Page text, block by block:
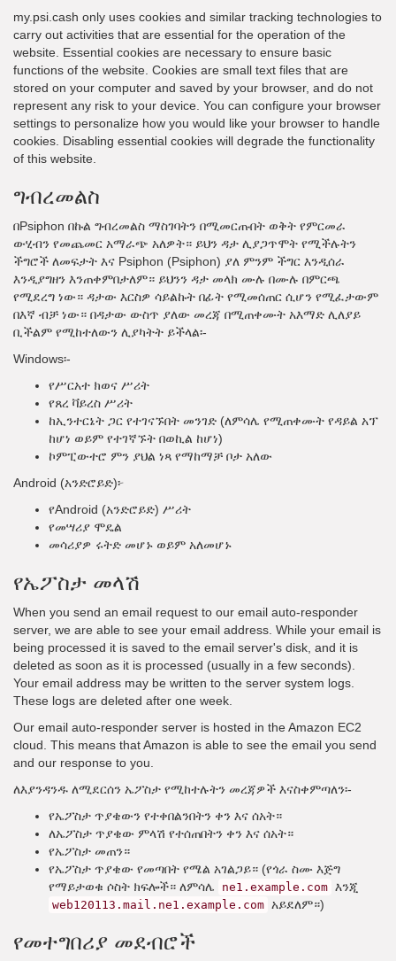
my.psi.cash only uses cookies and similar tracking technologies to
carry out activities that are essential for the operation of the
website. Essential cookies are necessary to ensure basic
functions of the website. Cookies are small text files that are
stored on your computer and saved by your browser, and do not
represent any risk to your device. You can configure your browser
settings to personalize how you would like your browser to handle
cookies. Disabling essential cookies will degrade the functionality
of this website.
ግብረመልስ
በPsiphon በኩል ግብረመልስ ማስገባትን በሚመርጡበት ወቅት የምርመራ
ውሂብን የመጨመር አማራጭ አለዎት። ይህን ዳታ ሊያጋጥሞት የሚችሉትን
ችግሮች ለመፍታት እና Psiphon (Psiphon) ያለ ምንም ችግር እንዲሰራ
እንዲያግዘን እንጠቀምበታለም። ይህንን ዳታ መላክ ሙሉ በሙሉ በምርጫ
የሚደረግ ነው። ዳታው እርስዎ ሳይልኩት በፊት የሚመሰጠር ሲሆን የሚፈታውም
በእኛ ብቻ ነው። በዳታው ውስጥ ያለው መረጃ በሚጠቀሙት አእማድ ሊለያይ
ቢችልም የሚከተለውን ሊያካትት ይችላል፡-
Windows፡-
የሥርአተ ክወና ሥሪት
የጸረ ቫይረስ ሥሪት
ከኢንተርኔት ጋር የተገናኙበት መንገድ (ለምሳሌ የሚጠቀሙት የዳይል አፕ
ከሆነ ወይም የተገኛኙት በወኪል ከሆነ)
ኮምፒውተሮ ምን ያህል ነጻ የማከማቻ ቦታ አለው
Android (አንድሮይድ)፦
የAndroid (አንድሮይድ) ሥሪት
የመሣሪያ ሞዴል
መሳሪያዎ ሩትድ መሆኑ ወይም አለመሆኑ
የኤፖስታ መላሽ
When you send an email request to our email auto-responder
server, we are able to see your email address. While your email is
being processed it is saved to the email server's disk, and it is
deleted as soon as it is processed (usually in a few seconds).
Your email address may be written to the server system logs.
These logs are deleted after one week.
Our email auto-responder server is hosted in the Amazon EC2
cloud. This means that Amazon is able to see the email you send
and our response to you.
ለእያንዳንዱ ለሚደርሰን ኤፖስታ የሚከተሉትን መረጃዎች እናስቀምጣለን፡-
የኤፖስታ ጥያቄውን የተቀበልንበትን ቀን እና ሰአት።
ለኤፖስታ ጥያቄው ምላሽ የተሰጠበትን ቀን እና ሰአት።
የኤፖስታ መጠን።
የኤፖስታ ጥያቄው የመጣበት የሜል አገልጋይ። (የጎራ ስሙ እጅግ
የማይታወቁ ሶስት ክፍሎች። ለምሳሌ
ne1.example.com እንጂ
web120113.mail.ne1.example.com አይደለም።)
የመተግበሪያ መደብሮች